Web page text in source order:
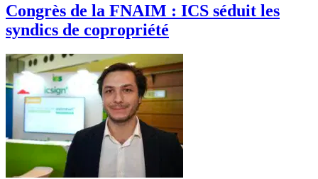
Congrès de la FNAIM : ICS séduit les
syndics de copropriété